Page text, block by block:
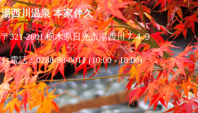
湯西川温泉 本家伴久
〒321-2601 栃木県日光市湯西川７４９
お電話：0288-98-0011 (10:00 - 18:00)